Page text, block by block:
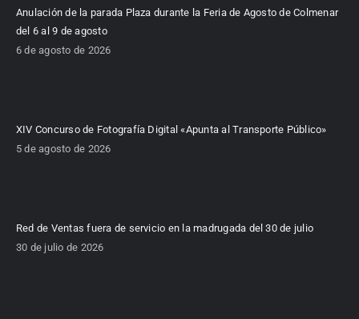
Anulación de la parada Plaza durante la Feria de Agosto de Colmenar
del 6 al 9 de agosto
6 de agosto de 2026
XIV Concurso de Fotografía Digital «Apunta al Transporte Público»
5 de agosto de 2026
Red de Ventas fuera de servicio en la madrugada del 30 de julio
30 de julio de 2026